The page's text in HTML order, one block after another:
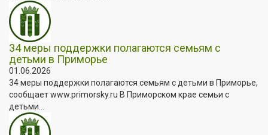
34 меры поддержки полагаются семьям с
детьми в Приморье
01.06.2026
34 меры поддержки полагаются семьям с детьми в Приморье,
сообщает www.primorsky.ru В Приморском крае семьи с
детьми...